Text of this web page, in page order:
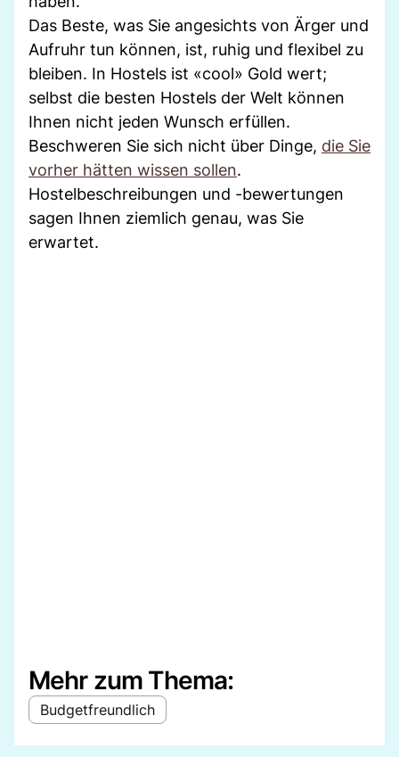
Das Beste, was Sie angesichts von Ärger und
Aufruhr tun können, ist, ruhig und flexibel zu
bleiben. In Hostels ist «cool» Gold wert;
selbst die besten Hostels der Welt können
Ihnen nicht jeden Wunsch erfüllen.
Beschweren Sie sich nicht über Dinge, die Sie
vorher hätten wissen sollen.
Hostelbeschreibungen und -bewertungen
sagen Ihnen ziemlich genau, was Sie
erwartet.
Mehr zum Thema:
Budgetfreundlich